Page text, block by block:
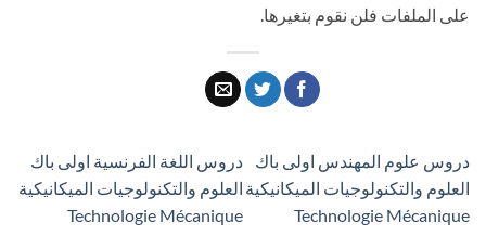
على الملفات فلن نقوم بتغيرها.
دروس علوم المهندس اولى باك
العلوم والتكنولوجيات الميكانيكية
Technologie Mécanique
دروس اللغة الفرنسية اولى باك
العلوم والتكنولوجيات الميكانيكية
Technologie Mécanique